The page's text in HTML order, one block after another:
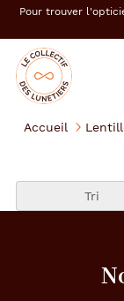
auPour trouver
Opticien
le
collectif
lunetiers
Mon
magasin
Mon
compte
Ouvrir
menu
Accueil
Tri